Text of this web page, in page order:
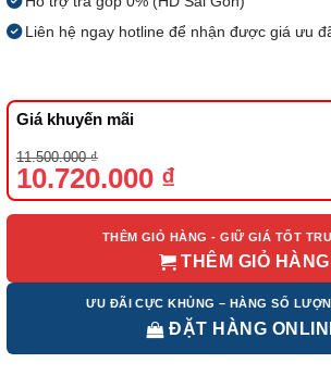
Liên hệ ngay hotline để nhận được giá ưu
Giá khuyến mãi
11.500.000₫
Giá
gốc
là:
11.500.000 ₫.
10.720.000 ₫
Giá
hiện
tại
là:
THÊM GIỎ HÀNG - GIỮ GIÁ TỐT
THÊM GIỎ HÀNG
ƯU ĐÃI CỰC KHỦNG – HÀNG SỐ
ĐẶT HÀNG